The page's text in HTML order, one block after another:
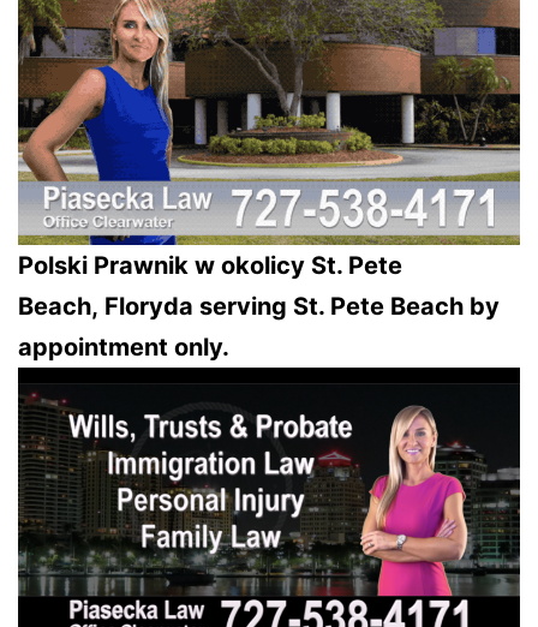
Polski Prawnik w okolicy St. Pete
Beach, Floryda serving St. Pete Beach by
appointment only.